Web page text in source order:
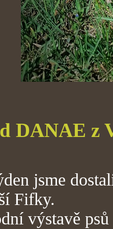
DANAE z
jsme
Fifky.
výstavě